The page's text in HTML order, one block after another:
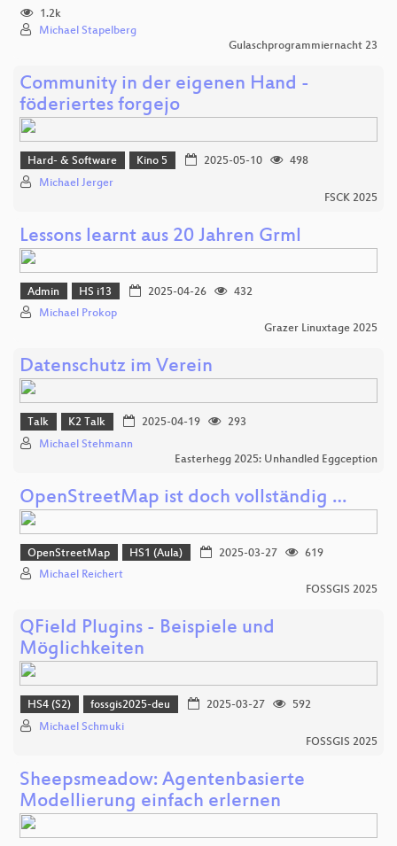
1.2k
Michael Stapelberg
Gulaschprogrammiernacht 23
Community in der eigenen Hand -
föderiertes forgejo
Hard- & Software Kino 5 2025-05-10
498
Michael Jerger
FSCK 2025
Lessons learnt aus 20 Jahren Grml
Admin HS i13 2025-04-26
432
Michael Prokop
Grazer Linuxtage 2025
Datenschutz im Verein
Talk K2 Talk 2025-04-19
293
Michael Stehmann
Easterhegg 2025: Unhandled Eggception
OpenStreetMap ist doch vollständig …
OpenStreetMap HS1 (Aula) 2025-03-27
619
Michael Reichert
FOSSGIS 2025
QField Plugins - Beispiele und
Möglichkeiten
HS4 (S2) fossgis2025-deu 2025-03-27
592
Michael Schmuki
FOSSGIS 2025
Sheepsmeadow: Agentenbasierte
Modellierung einfach erlernen